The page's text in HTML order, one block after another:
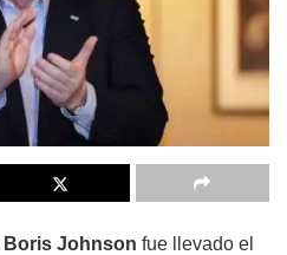
Boris Johnson fue llevado el